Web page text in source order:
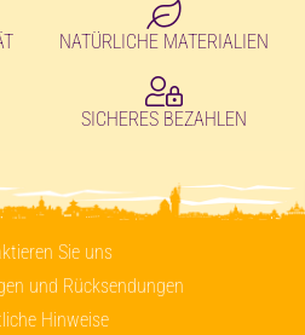
NATÜRLICHE MATERIALIEN
SICHERES BEZAHLEN
Sie uns
und Rücksendungen
Hinweise